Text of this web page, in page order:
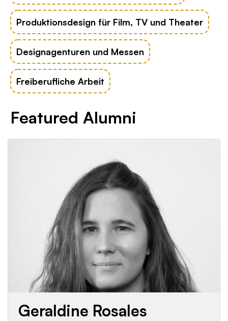
Produktionsdesign für Film, TV und Theater
Designagenturen und Messen
Freiberufliche Arbeit
Featured Alumni
Geraldine Rosales